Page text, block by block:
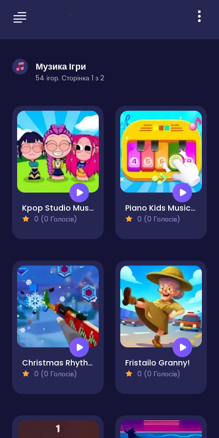
Музика Ігри
54 ігор. Сторінка 1 з 2
Kpop Studio Music Beats
0 (0 Голосів)
Piano Kids Music And Songs
0 (0 Голосів)
Christmas Rhythm Perfect Piano
0 (0 Голосів)
Fristailo Granny!
0 (0 Голосів)